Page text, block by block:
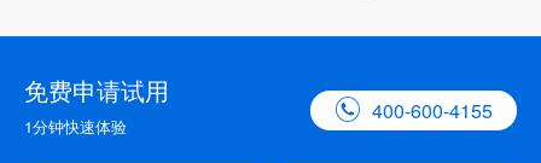
免费申请试用
1分钟快速体验
 400-600-4155